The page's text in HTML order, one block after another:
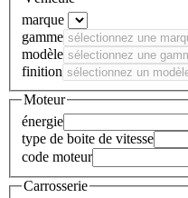
marque
gamme
modèle
finition
Moteur
énergie
type de boite de vitesse
code moteur
Carrosserie